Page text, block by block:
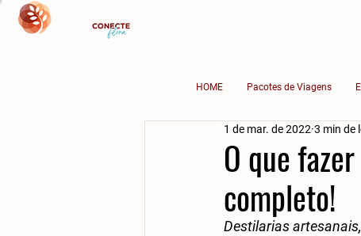
HOME Pacotes de Viagens
O que
completo!
1 de mar. de 2022 3 min de
Destilarias